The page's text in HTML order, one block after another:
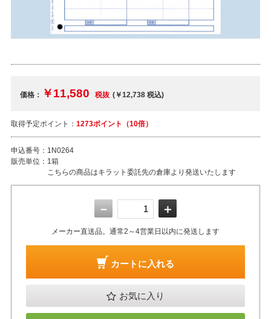
価格： ￥11,580 税抜 (￥12,738税込)
取得予定ポイント： 1273ポイント（10倍）
申込番号： 1N0264
販売単位： 1箱
こちらの商品はキラット委託先の倉庫より発送いたします
－ ＋
メーカー直送品。通常2～4営業日以内に発送します
カートに入れる
お気に入り